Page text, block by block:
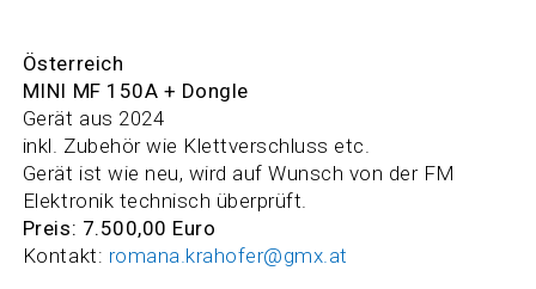
Österreich
MINI MF 150A + Dongle
Gerät aus 2024
inkl. Zubehör wie Klettverschluss etc.
Gerät ist wie neu, wird auf Wunsch von der FM
Elektronik technisch überprüft.
Preis: 7.500,00 Euro
Kontakt: romana.krahofer@gmx.at